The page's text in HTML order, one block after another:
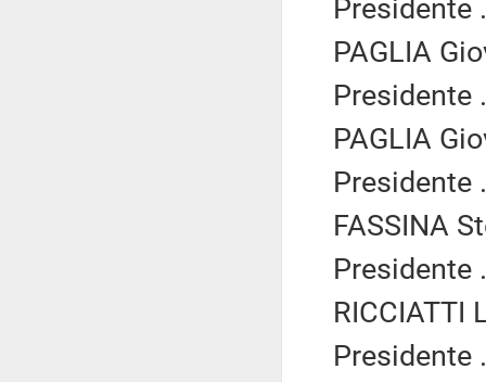
Presidente
PAGLIA
Presidente
PAGLIA
Presidente
FASSINA
Presidente
RICCIATTI
Presidente